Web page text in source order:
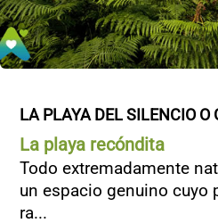
LA PLAYA DEL SILENCIO O
La playa recóndita
Todo extremadamente
un espacio genuino cuyo
ra...